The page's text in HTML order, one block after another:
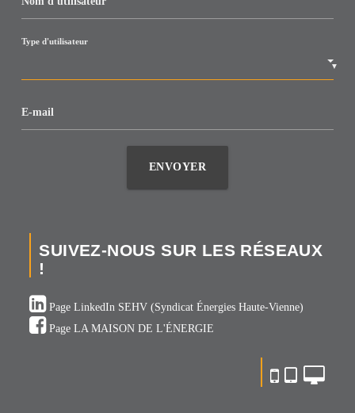
▼
Type d'utilisateur
E-mail
ENVOYER
SUIVEZ-NOUS SUR LES RÉSEAUX
!
Page LinkedIn SEHV (Syndicat Énergies Haute-Vienne)
Page LA MAISON DE L'ÉNERGIE